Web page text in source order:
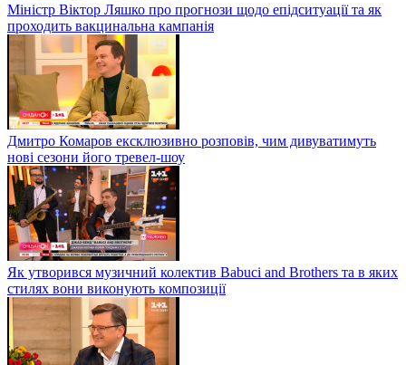
Міністр Віктор Ляшко про прогнози щодо епідситуації та як
проходить вакцинальна кампанія
Дмитро Комаров ексклюзивно розповів, чим дивуватимуть
нові сезони його тревел-шоу
Як утворився музичний колектив Babuci and Brothers та в яких
стилях вони виконують композиції